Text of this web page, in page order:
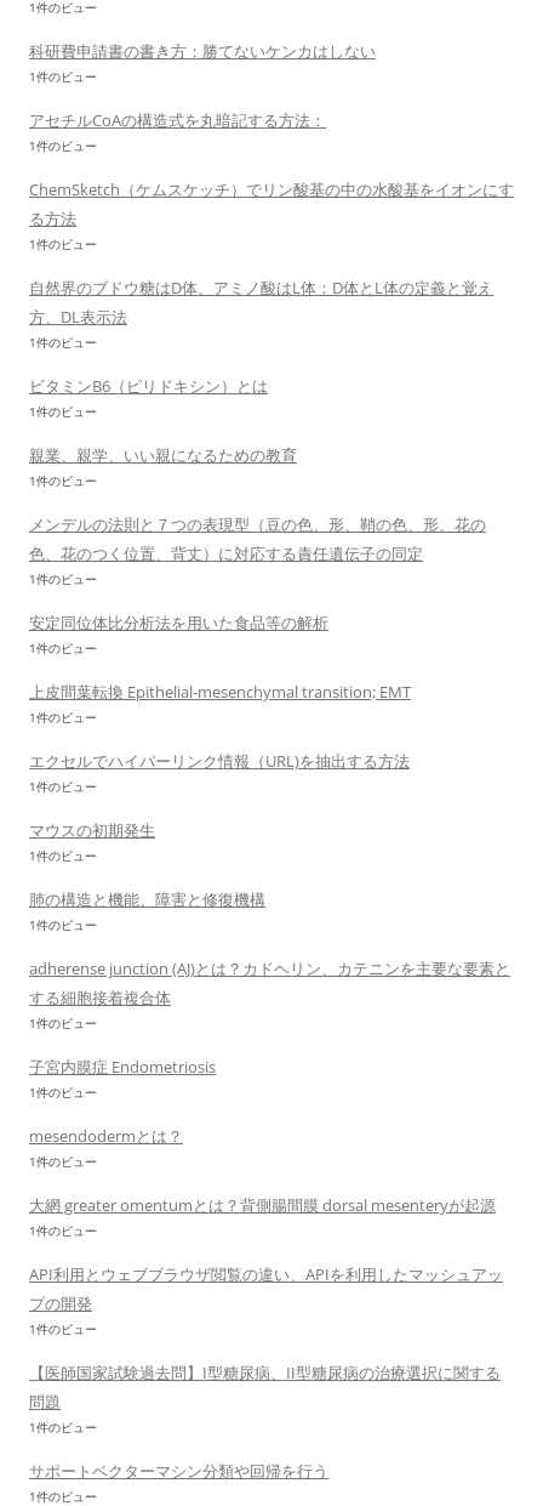
1件のビュー
科研費申請書の書き方：勝てないケンカはしない
1件のビュー
アセチルCoAの構造式を丸暗記する方法：
1件のビュー
ChemSketch（ケムスケッチ）でリン酸基の中の水酸基をイオンにす
る方法
1件のビュー
自然界のブドウ糖はD体、アミノ酸はL体：D体とL体の定義と覚え
方、DL表示法
1件のビュー
ビタミンB6（ピリドキシン）とは
1件のビュー
親業、親学、いい親になるための教育
1件のビュー
メンデルの法則と７つの表現型（豆の色、形、鞘の色、形、花の
色、花のつく位置、背丈）に対応する責任遺伝子の同定
1件のビュー
安定同位体比分析法を用いた食品等の解析
1件のビュー
上皮間葉転換 Epithelial-mesenchymal transition; EMT
1件のビュー
エクセルでハイパーリンク情報（URL)を抽出する方法
1件のビュー
マウスの初期発生
1件のビュー
肺の構造と機能、障害と修復機構
1件のビュー
adherense junction (AJ)とは？カドヘリン、カテニンを主要な要素と
する細胞接着複合体
1件のビュー
子宮内膜症 Endometriosis
1件のビュー
mesendodermとは？
1件のビュー
大網 greater omentumとは？背側腸間膜 dorsal mesenteryが起源
1件のビュー
API利用とウェブブラウザ閲覧の違い、APIを利用したマッシュアッ
プの開発
1件のビュー
【医師国家試験過去問】I型糖尿病、II型糖尿病の治療選択に関する
問題
1件のビュー
サポートベクターマシン分類や回帰を行う
1件のビュー